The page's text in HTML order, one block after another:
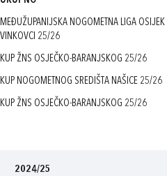
MEĐUŽUPANIJSKA NOGOMETNA LIGA OSIJEK
VINKOVCI 25/26
KUP ŽNS OSJEČKO-BARANJSKOG 25/26
KUP NOGOMETNOG SREDIŠTA NAŠICE 25/26
KUP ŽNS OSJEČKO-BARANJSKOG 25/26
2024/25